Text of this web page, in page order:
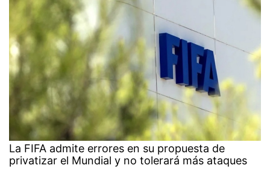
La FIFA admite errores en su propuesta de
privatizar el Mundial y no tolerará más ataques